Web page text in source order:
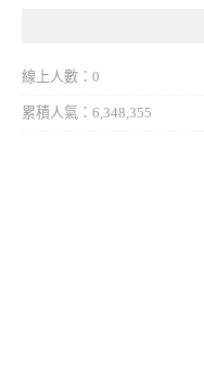
線上人數：0
累積人氣：6,348,355